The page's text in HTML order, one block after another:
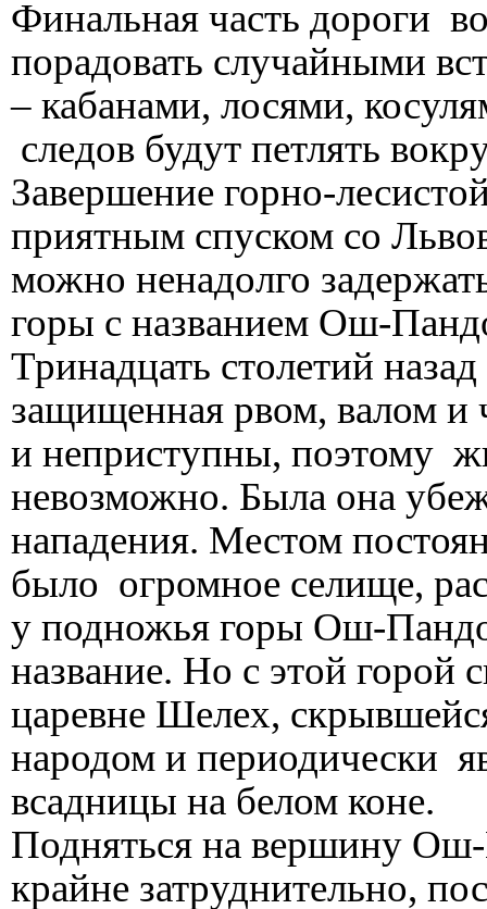
Финальная часть дороги
порадовать случайными
– кабанами, лосями,
следов будут петлять
Завершение горно-
приятным спуском со
можно ненадолго
горы с названием Ош-
Тринадцать столетий
защищенная рвом, валом
и неприступны, поэтому
невозможно. Была она
нападения. Местом
было огромное селище,
у подножья горы Ош-
название. Но с этой горой
царевне Шелех,
народом и периодически
всадницы на белом коне.
Подняться на вершину
крайне затруднительно,